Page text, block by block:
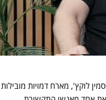
לוקץ', מארח דמויות מובילות